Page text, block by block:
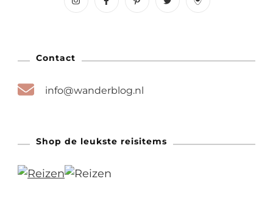
Contact
info@wanderblog.nl
Shop de leukste reisitems